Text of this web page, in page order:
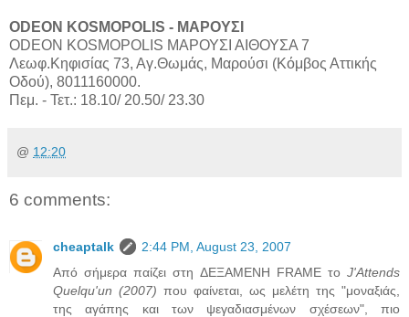
ODEON KOSMOPOLIS - ΜΑΡΟΥΣΙ
ODEON KOSMOPOLIS ΜΑΡΟΥΣΙ ΑΙΘΟΥΣΑ 7
Λεωφ.Κηφισίας 73, Αγ.Θωμάς, Μαρούσι (Κόμβος Αττικής
Οδού), 8011160000.
Πεμ. - Τετ.: 18.10/ 20.50/ 23.30
@ 12:20
6 comments:
cheaptalk
2:44 PM, August 23, 2007
Από σήμερα παίζει στη ΔΕΞΑΜΕΝΗ FRAME το J'Attends
Quelqu'un (2007) που φαίνεται, ως μελέτη της "μοναξιάς,
της αγάπης και των ψεγαδιασμένων σχέσεων", πιο